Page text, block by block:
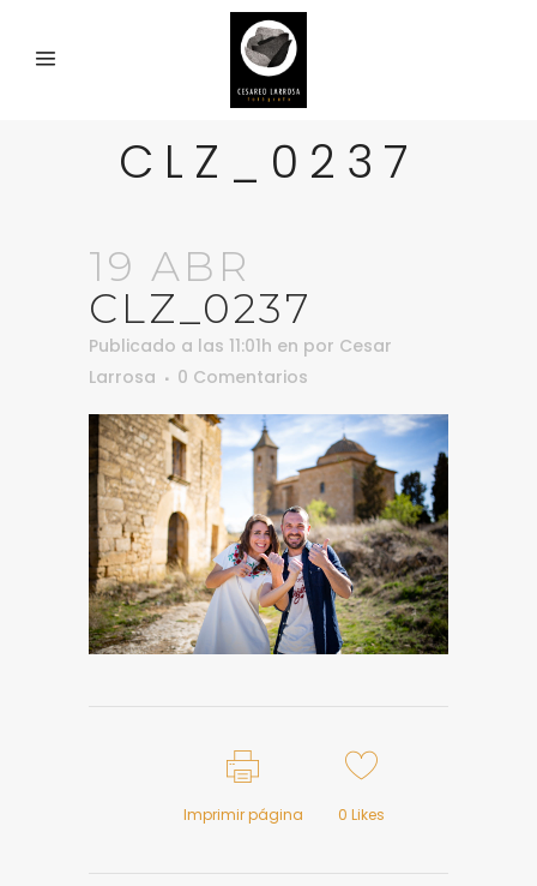
CLZ_0237
19 ABR
CLZ_0237
Publicado a las 11:01h en por Cesar
Larrosa
0 Comentarios
Imprimir página 0 Likes